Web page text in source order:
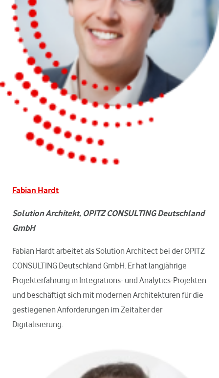
Fabian Hardt
Solution Architekt, OPITZ CONSULTING Deutschland
GmbH
Fabian Hardt arbeitet als Solution Architect bei der OPITZ
CONSULTING Deutschland GmbH. Er hat langjährige
Projekterfahrung in Integrations- und Analytics-Projekten
und beschäftigt sich mit modernen Architekturen für die
gestiegenen Anforderungen im Zeitalter der
Digitalisierung.